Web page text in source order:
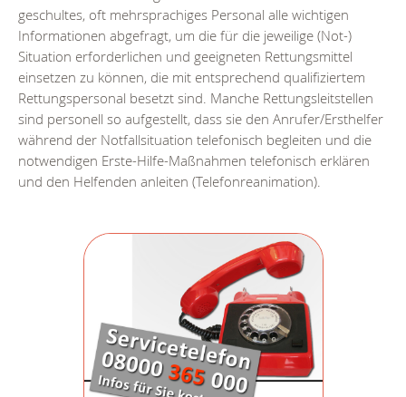
geschultes, oft mehrsprachiges Personal alle wichtigen
Informationen abgefragt, um die für die jeweilige (Not-)
Situation erforderlichen und geeigneten Rettungsmittel
einsetzen zu können, die mit entsprechend qualifiziertem
Rettungspersonal besetzt sind. Manche Rettungsleitstellen
sind personell so aufgestellt, dass sie den Anrufer/Ersthelfer
während der Notfallsituation telefonisch begleiten und die
notwendigen Erste-Hilfe-Maßnahmen telefonisch erklären
und den Helfenden anleiten (Telefonreanimation).